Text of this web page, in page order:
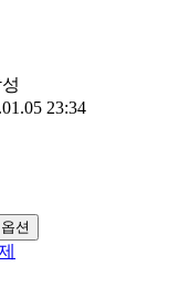
23:34
션